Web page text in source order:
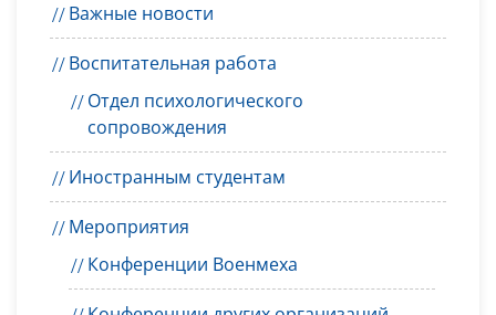
Важные новости
Воспитательная работа
Отдел психологического
сопровождения
Иностранным студентам
Мероприятия
Конференции Военмеха